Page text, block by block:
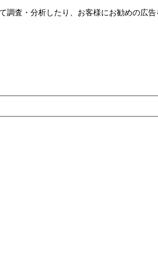
調査・分析したり、お客様にお勧めの広